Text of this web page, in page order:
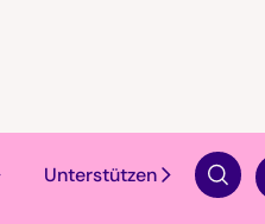
Unterstützen
Suche